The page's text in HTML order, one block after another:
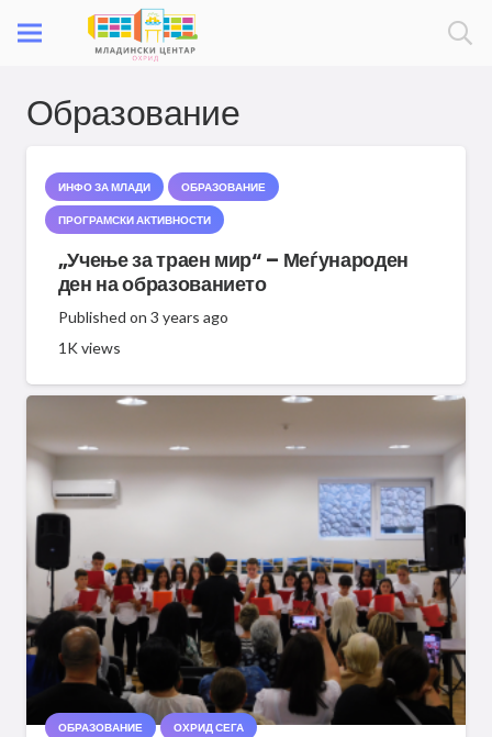
Образование
ИНФО ЗА МЛАДИ ОБРАЗОВАНИЕ
ПРОГРАМСКИ АКТИВНОСТИ
„Учење за траен мир“ – Меѓународен
ден на образованието
Published on 3 years ago
1Kviews
ОБРАЗОВАНИЕ ОХРИД СЕГА